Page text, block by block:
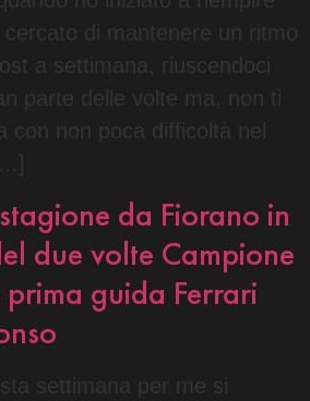
cercato di mantenere un ritmo
a settimana, riuscendoci
parte delle volte ma, non ti
con non poca difficoltà nel
da Fiorano in
due volte Campione
guida Ferrari
settimana per me si